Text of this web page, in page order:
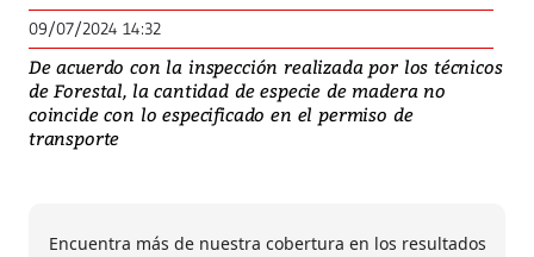
09/07/2024 14:32
De acuerdo con la inspección realizada por los técnicos
de Forestal, la cantidad de especie de madera no
coincide con lo especificado en el permiso de
transporte
Encuentra más de nuestra cobertura en los resultados